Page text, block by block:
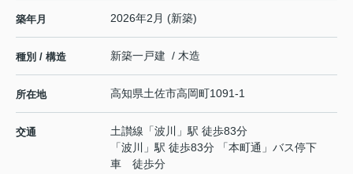
築年月 2026年2月 (新築)
種別 / 構造 新築一戸建 / 木造
所在地 高知県土佐市高岡町1091-1
交通 土讃線 「波川
」駅 徒歩83分
「波川」駅 徒歩83分 「本町通」バス停下
車 徒歩分